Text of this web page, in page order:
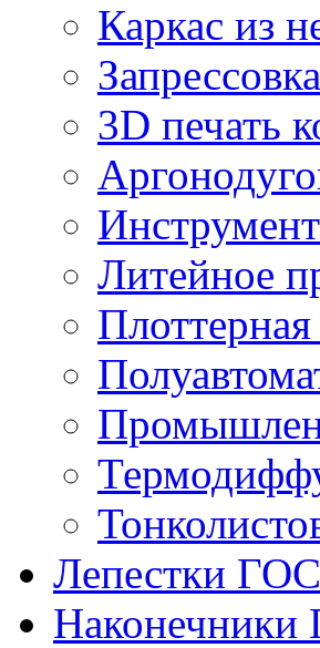
Каркас из
3D печать
Литейное
Плоттерная
Лепестки